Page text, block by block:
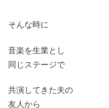
そんな時に
音楽を生業とし
同じステージで
共演してきた夫の
友人から